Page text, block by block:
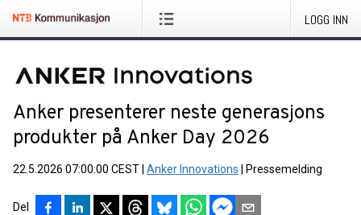
LOGG INN
Anker presenterer neste generasjons
produkter på Anker Day 2026
22.5.2026 07:00:00 CEST Anker Innovations Pressemelding
Del